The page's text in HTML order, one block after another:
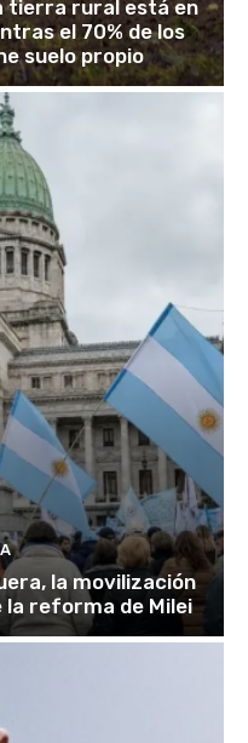
tierra rural está en
el 70% de los
suelo propio
la movilización
reforma de Milei